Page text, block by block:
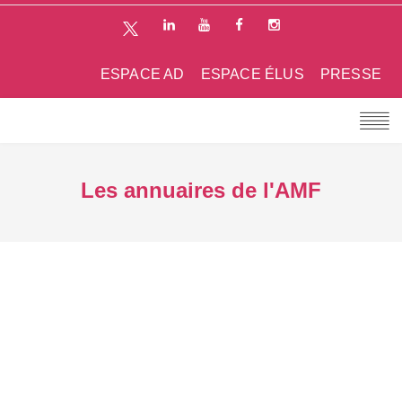
PRESSE
ESPACE ÉLUS
ESPACE AD
Les annuaires de l'AMF